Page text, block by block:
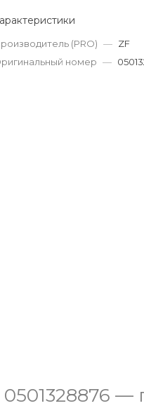
(PRO) — ZF
номер —
0501328876